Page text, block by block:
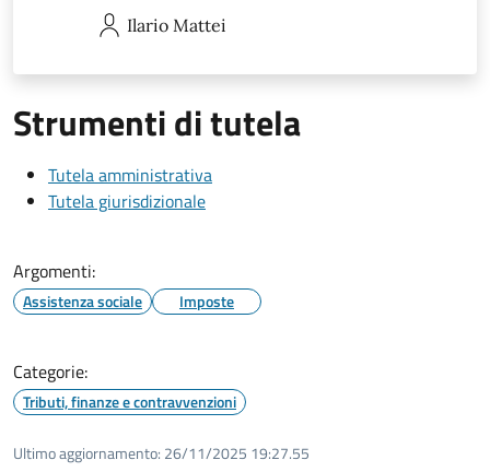
Ilario Mattei
Strumenti di tutela
Tutela amministrativa
Tutela giurisdizionale
Argomenti:
Assistenza sociale Imposte
Categorie:
Tributi, finanze e contravvenzioni
Ultimo aggiornamento: 26/11/2025 19:27.55